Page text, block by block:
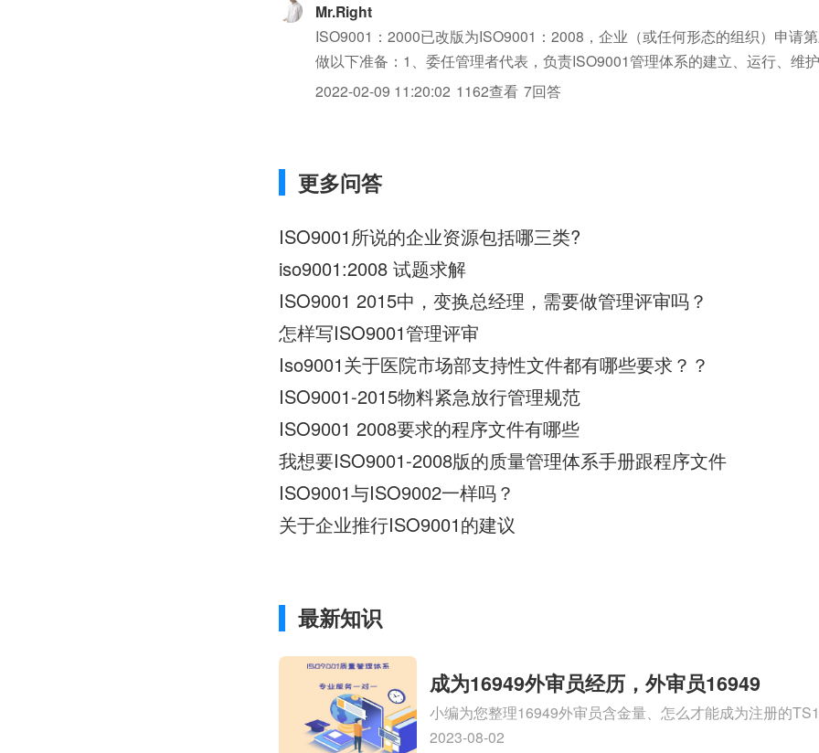
Mr.Right
ISO9001：2000已改版为ISO9001：2008，企业（或任何形态的组织）申请
做以下准备：1、委任管理者代表，负责ISO9001管理体系的建立、运行、维
及跟咨询机构/认证机构的联络。2、确定组织结构，明确各职能部门和岗位的
2022-02-09 11:20:02 1162查看 7回答
更多问答
ISO9001所说的企业资源包括哪三类?
iso9001:2008 试题求解
ISO9001 2015中，变换总经理，需要做管理评审吗？
怎样写ISO9001管理评审
Iso9001关于医院市场部支持性文件都有哪些要求？？
ISO9001-2015物料紧急放行管理规范
ISO9001 2008要求的程序文件有哪些
我想要ISO9001-2008版的质量管理体系手册跟程序文件
ISO9001与ISO9002一样吗？
关于企业推行ISO9001的建议
最新知识
成为16949外审员经历，外审员16949
小编为您整理16949外审员含金量、怎么才能成为注册的
审员、我也想16949外审员，不过不了解具体情况、iso9000
2023-08-02